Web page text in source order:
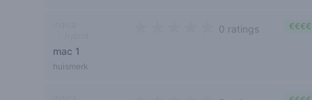
mac 1
huismerk
0 ratings €€€€